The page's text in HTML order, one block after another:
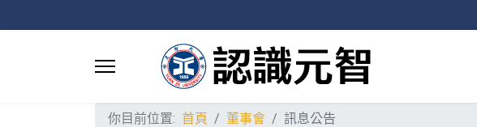
你目前位置: 首頁 董事會 訊息公告